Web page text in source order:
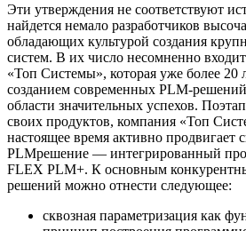
Эти утверждения не соответствуют
найдется немало разработчиков
обладающих культурой создания
систем. В их число несомненно
«Топ Системы», которая уже более 20
созданием современных PLM-решений
области значительных успехов.
своих продуктов, компания «Топ
настоящее время активно продвигает
PLMрешение — интегрированный
FLEX PLM+. К основным
решений можно отнести следующее:
сквозная параметризация как